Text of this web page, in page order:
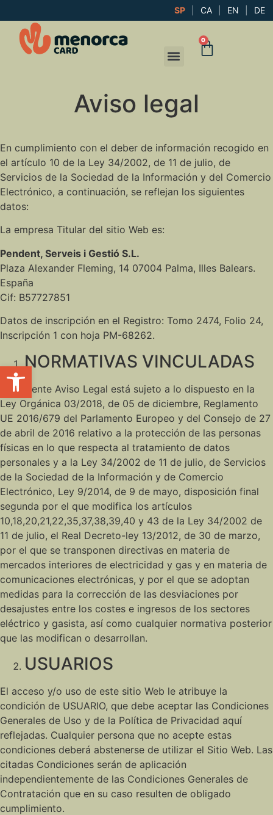
Abrir barra de herramientas
SP CA EN DE
0
Aviso legal
En cumplimiento con el deber de información recogido en
el artículo 10 de la Ley 34/2002, de 11 de julio, de
Servicios de la Sociedad de la Información y del Comercio
Electrónico, a continuación, se reflejan los siguientes
datos:
La empresa Titular del sitio Web es:
Pendent, Serveis i Gestió S.L.
Plaza Alexander Fleming, 14 07004 Palma, Illes Balears.
España
Cif: B57727851
Datos de inscripción en el Registro: Tomo 2474, Folio 24,
Inscripción 1 con hoja PM-68262.
NORMATIVAS VINCULADAS
El presente Aviso Legal está sujeto a lo dispuesto en la
Ley Orgánica 03/2018, de 05 de diciembre, Reglamento
UE 2016/679 del Parlamento Europeo y del Consejo de 27
de abril de 2016 relativo a la protección de las personas
físicas en lo que respecta al tratamiento de datos
personales y a la Ley 34/2002 de 11 de julio, de Servicios
de la Sociedad de la Información y de Comercio
Electrónico, Ley 9/2014, de 9 de mayo, disposición final
segunda por el que modifica los artículos
10,18,20,21,22,35,37,38,39,40 y 43 de la Ley 34/2002 de
11 de julio, el Real Decreto-ley 13/2012, de 30 de marzo,
por el que se transponen directivas en materia de
mercados interiores de electricidad y gas y en materia de
comunicaciones electrónicas, y por el que se adoptan
medidas para la corrección de las desviaciones por
desajustes entre los costes e ingresos de los sectores
eléctrico y gasista, así como cualquier normativa posterior
que las modifican o desarrollan.
USUARIOS
El acceso y/o uso de este sitio Web le atribuye la
condición de USUARIO, que debe aceptar las Condiciones
Generales de Uso y de la Política de Privacidad aquí
reflejadas. Cualquier persona que no acepte estas
condiciones deberá abstenerse de utilizar el Sitio Web. Las
citadas Condiciones serán de aplicación
independientemente de las Condiciones Generales de
Contratación que en su caso resulten de obligado
cumplimiento.